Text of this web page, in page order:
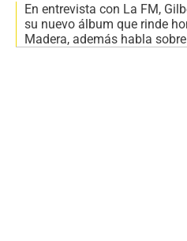
En entrevista con La FM,
su nuevo álbum que rinde
Madera, además habla